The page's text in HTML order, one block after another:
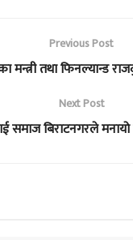
Previous Post
मन्त्री तथा फिनल्यान्ड
Next Post
समाज बिराटनगरले